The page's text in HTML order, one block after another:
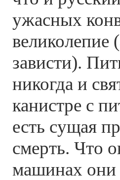
ужасных
великолепие
зависти).
никогда и
канистре с
есть сущая
смерть. Что
машинах